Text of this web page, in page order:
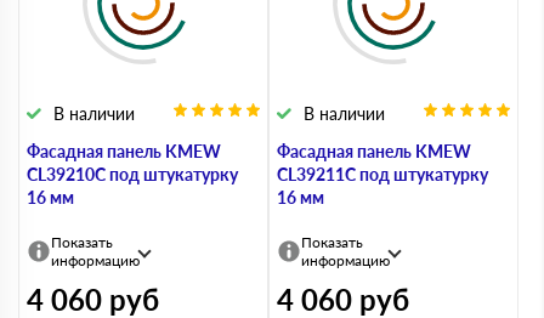
Фасадная панель KMEW
CL39210C под штукатурку
16 мм
В наличии
Показать
информацию
4 060 руб
Фасадная панель KMEW
CL39211C под штукатурку
16 мм
В наличии
Показать
информацию
4 060 руб